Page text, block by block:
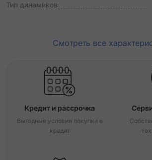
Тип динамиков
Смотреть все
Кредит и рассрочка
Выгодные условия покупки в
кредит